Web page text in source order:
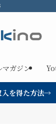
動産投資
マガジン
入を得た方法→